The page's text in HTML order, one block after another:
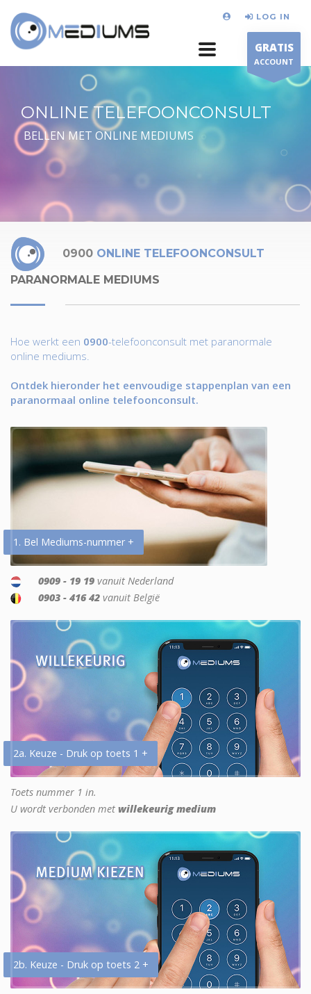
LOG IN
GRATIS
ACCOUNT
ONLINE TELEFOONCONSULT
BELLEN MET ONLINE MEDIUMS
0900 ONLINE TELEFOONCONSULT
PARANORMALE MEDIUMS
Hoe werkt een 0900-telefoonconsult met paranormale
online mediums.
Ontdek hieronder het eenvoudige stappenplan van een
paranormaal online telefoonconsult.
1. Bel Mediums-nummer +
0909 - 19 19 vanuit Nederland
0903 - 416 42 vanuit België
2a. Keuze - Druk op toets 1 +
Toets nummer 1 in.
U wordt verbonden met willekeurig medium
2b. Keuze - Druk op toets 2 +